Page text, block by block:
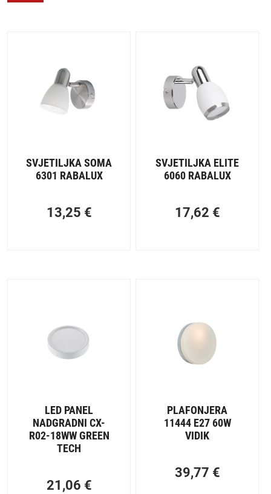
SVJETILJKA SOMA
6301 RABALUX
13,25 €
SVJETILJKA ELITE
6060 RABALUX
17,62 €
LED PANEL
NADGRADNI CX-
R02-18WW GREEN
TECH
21,06 €
PLAFONJERA
11444 E27 60W
VIDIK
39,77 €